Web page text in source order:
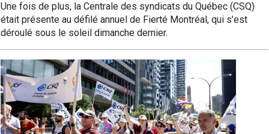
Une fois de plus, la Centrale des syndicats du Québec (CSQ)
était présente au défilé annuel de Fierté Montréal, qui s’est
déroulé sous le soleil dimanche dernier.